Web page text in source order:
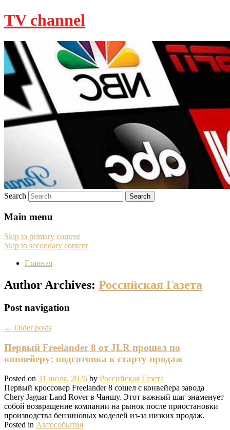
TV channel
Search
Main menu
Skip to primary content
Skip to secondary content
Главная
Author Archives: Российская Газета
Post navigation
← Older posts
Первый Freelander 8 от JLR прошел по
конвейеру: подготовка к старту продаж
Posted on 31 июля, 2026 by Российская Газета
Первый кроссовер Freelander 8 сошел с конвейера завода
Chery Jaguar Land Rover в Чаншу. Этот важный шаг знаменует
собой возвращение компании на рынок после приостановки
производства бензиновых моделей из-за низких продаж.
Posted in Автособытия